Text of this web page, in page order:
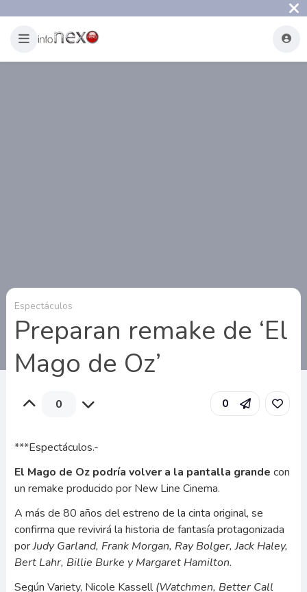
Espectáculos
Preparan remake de ‘El
Mago de Oz’
0 0
***Espectáculos.-
El Mago de Oz podría volver a la pantalla grande con
un remake producido por New Line Cinema.
A más de 80 años del estreno de la cinta original, se
confirma que revivirá la historia de fantasía protagonizada
porJudy Garland, Frank Morgan, Ray Bolger, Jack Haley,
Bert Lahr, Billie Burke y Margaret Hamilton.
Según Variety, Nicole Kassell(Watchmen, Better Call